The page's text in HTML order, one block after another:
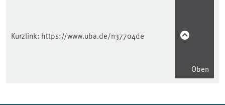
Kurzlink: https://www.uba.de/n37704de
Oben